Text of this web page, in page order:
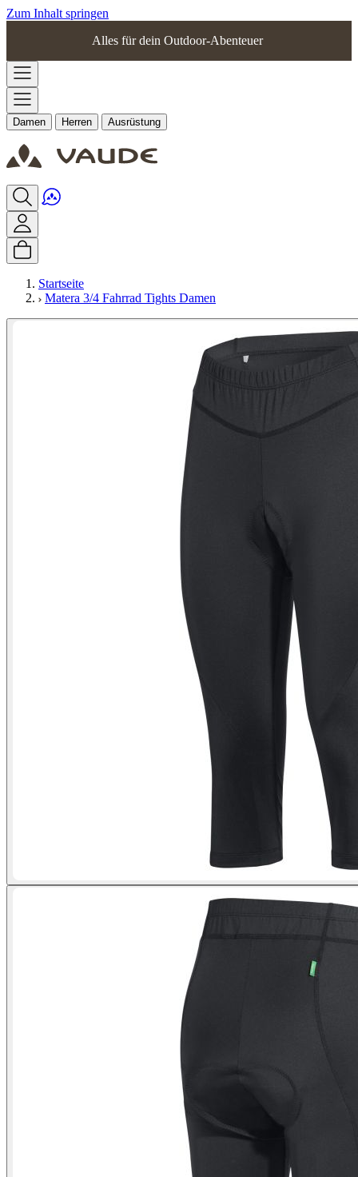
Zum Inhalt springen
Alles für dein Outdoor-Abenteuer
Damen Herren Ausrüstung
Startseite
Matera 3/4 Fahrrad Tights Damen